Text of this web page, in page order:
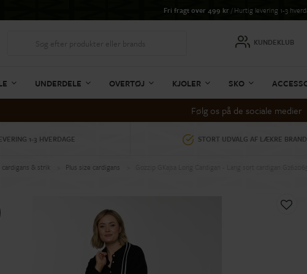
Fri fragt over 499 kr/ Hurtig levering 1-3
KUNDEKLUB
UNDERDELE OVERTØJ KJOLER SKO
Følg os på de sociale medier
1-3 HVERDAGE STORT UDVALG AF LÆKRE
cardigans & strik Plus size cardigans